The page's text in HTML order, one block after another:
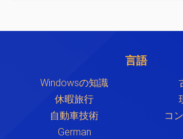
言語
Windowsの知識
休暇旅行
自動車技術
コ
German